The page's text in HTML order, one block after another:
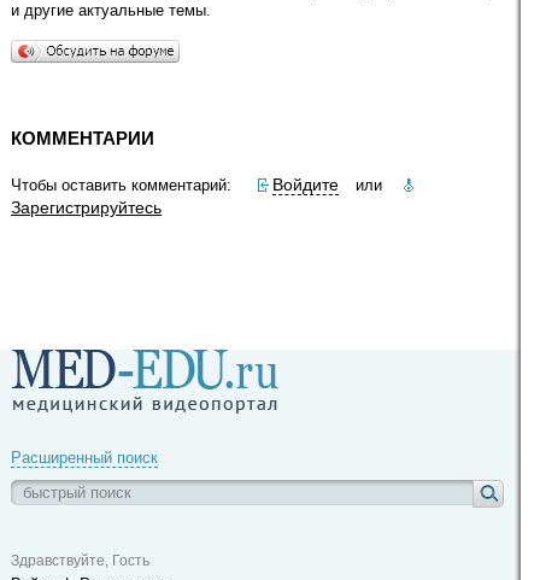
и другие актуальные темы.
КОММЕНТАРИИ
Чтобы оставить комментарий: Войдите или
Зарегистрируйтесь
Расширенный поиск
Здравствуйте, Гость